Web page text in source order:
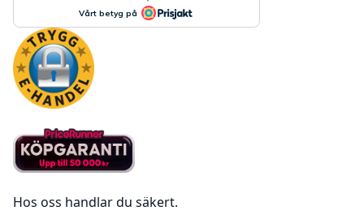
Hos oss handlar du säkert.